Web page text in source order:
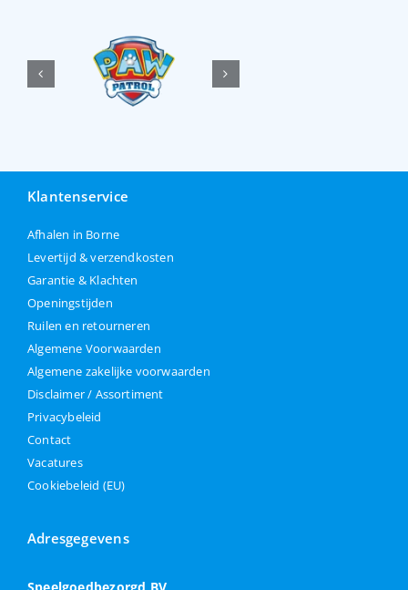
Klantenservice
Afhalen in Borne
Levertijd & verzendkosten
Garantie & Klachten
Openingstijden
Ruilen en retourneren
Algemene Voorwaarden
Algemene zakelijke voorwaarden
Disclaimer / Assortiment
Privacybeleid
Contact
Vacatures
Cookiebeleid (EU)
Adresgegevens